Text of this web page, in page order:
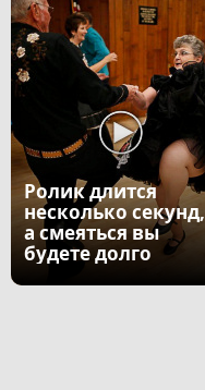
Ролик длится
несколько секунд,
а смеяться вы
будете долго